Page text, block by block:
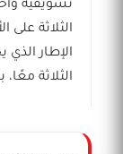
تسويقية
الثلاثة
الإطار
الثلاثة